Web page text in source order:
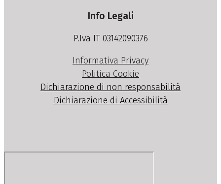
Info Legali
P.Iva IT 03142090376
Informativa Privacy
Politica Cookie
Dichiarazione di non responsabilità
Dichiarazione di Accessibilità